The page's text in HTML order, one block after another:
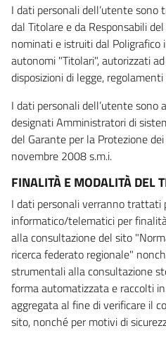
I dati personali dell’utente
dal Titolare e da Responsabili
nominati e istruiti dal Poligrafico
autonomi "Titolari", autorizzati
disposizioni di legge,
I dati personali dell’utente
designati Amministratori di
del Garante per la Protezione
novembre 2008 s.m.i.
FINALITÀ E MODALITÀ DEL
I dati personali verranno trattati
informatico/telematici per
alla consultazione del sito
ricerca federato regionale"
strumentali alla consultazione
forma automatizzata e raccolti
aggregata al fine di verificare il
sito, nonché per motivi di